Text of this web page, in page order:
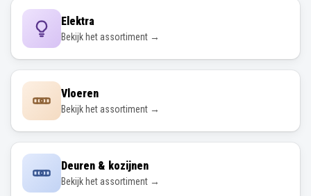
Elektra
Bekijk het assortiment →
Vloeren
Bekijk het assortiment →
Deuren & kozijnen
Bekijk het assortiment →